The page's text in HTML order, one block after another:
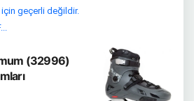
geçerli değildir.
(32996)